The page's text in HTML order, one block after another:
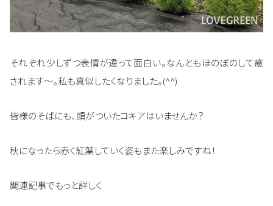
それぞれ少しずつ表情が違って面白い。なんともほのぼのして癒
されます～。私も真似したくなりました。(^^)
皆様のそばにも、顔がついたコキアはいませんか？
秋になったら赤く紅葉していく姿もまた楽しみですね！
関連記事でもっと詳しく